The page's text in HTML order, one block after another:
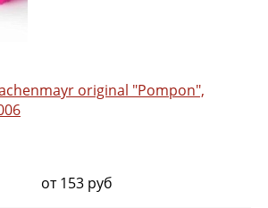
original "Pompon",
от 153 руб